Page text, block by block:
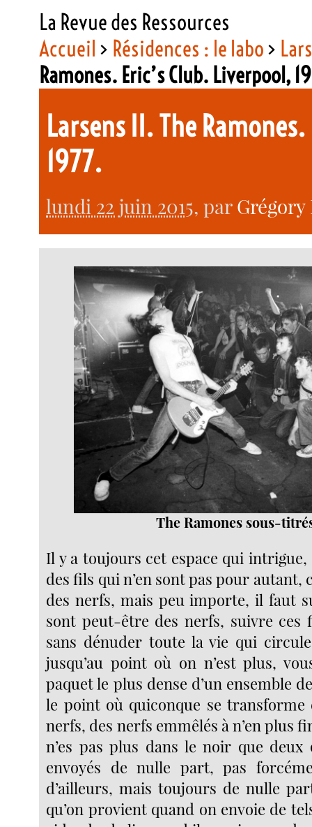
La Revue des Ressources
Accueil > Résidences : le labo>
Ramones. Eric’s Club. Liverpool,
Larsens II. The
1977.
lundi 22 juin 2015, par
The Ramones sous-
Il y a toujours cet espace qui
des fils qui n’en sont pas pour
des nerfs, mais peu importe, il faut
sont peut-être des nerfs, suivre ces
sans dénuder toute la vie qui
jusqu’au point où on n’est plus,
paquet le plus dense d’un ensemble
le point où quiconque se transforme
nerfs, des nerfs emmêlés à n’en plus
n’es pas plus dans le noir que
envoyés de nulle part, pas
d’ailleurs, mais toujours de nulle
qu’on provient quand on envoie de